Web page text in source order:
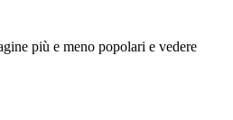
più e meno popolari e vedere